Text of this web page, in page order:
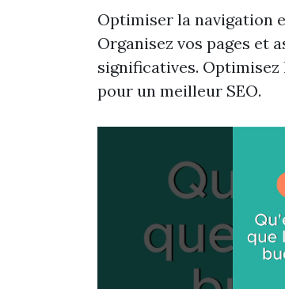
Optimiser la navigation
Organisez vos pages et
significatives.
pour un meilleur SEO.